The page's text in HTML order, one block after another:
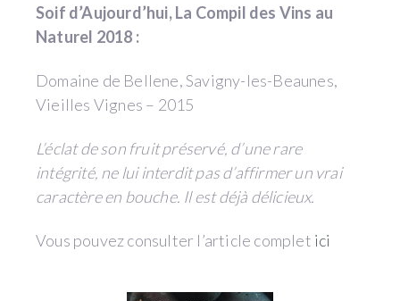
Soif d’Aujourd’hui, La Compil des Vins au
Naturel 2018 :
Domaine de Bellene, Savigny-les-Beaunes,
Vieilles Vignes – 2015
L’éclat de son fruit préservé, d’une rare
intégrité, ne lui interdit pas d’affirmer un vrai
caractère en bouche. Il est déjà délicieux.
Vous pouvez consulter l’article complet ici